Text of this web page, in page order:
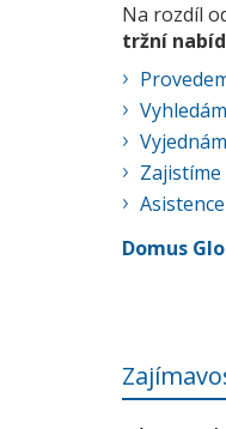
Na rozdíl
tržní
Domus